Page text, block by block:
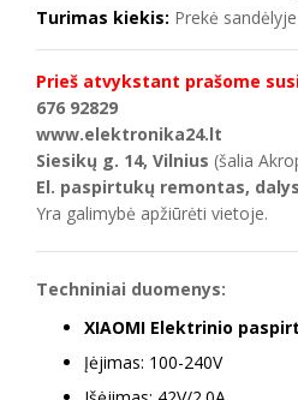
Turimas kiekis: Prekė sandėlyje
Prieš atvykstant prašome
676 92829
www.elektronika24.lt
Siesikų g. 14, Vilnius (šalia
El. paspirtukų remontas,
Yra galimybė apžiūrėti vietoje.
Techniniai duomenys:
XIAOMI Elektrinio
Įėjimas: 100-240V